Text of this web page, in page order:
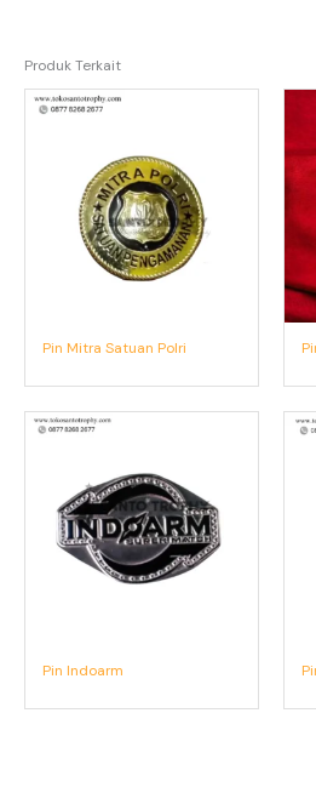
Produk Terkait
Pin Mitra Satuan Polri
Pin Indoarm